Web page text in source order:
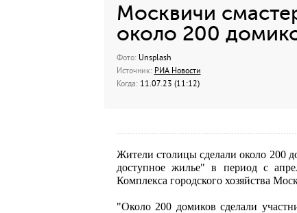
Москвичи
около 200
Фото: Unsplash
Источник: РИА Новости
Когда: 11.07.23 (11:12)
Жители столицы сделали около 200
доступное жилье" в период с
Комплекса городского хозяйства
"Около 200 домиков сделали